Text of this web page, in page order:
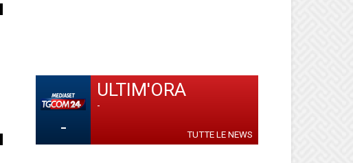
-
ULTIM'ORA
-
TUTTE LE NEWS